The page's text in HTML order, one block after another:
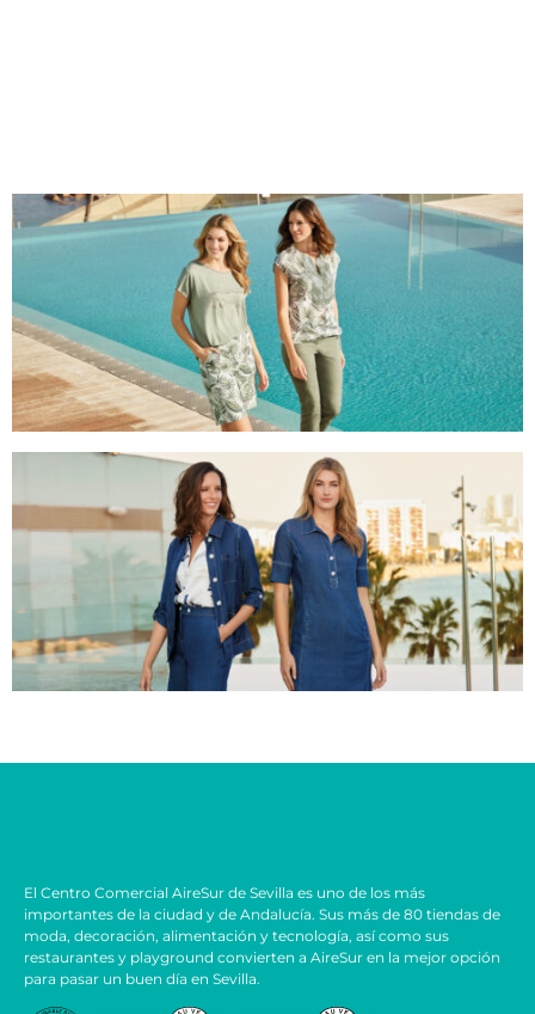
El Centro Comercial AireSur de Sevilla es uno de los más
importantes de la ciudad y de Andalucía. Sus más de 80 tiendas de
moda, decoración, alimentación y tecnología, así como sus
restaurantes y playground convierten a AireSur en la mejor opción
para pasar un buen día en Sevilla.